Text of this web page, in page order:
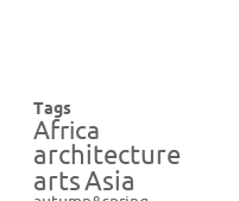
Tags
Africa
architecture
artsAsia